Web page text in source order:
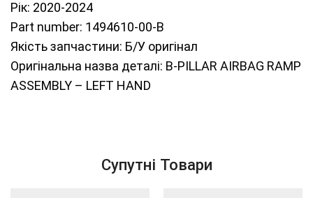
Рік: 2020-2024
Part number: 1494610-00-В
Якість запчастини: Б/У оригінал
Оригінальна назва деталі: B-PILLAR AIRBAG RAMP
ASSEMBLY – LEFT HAND
Супутні Товари